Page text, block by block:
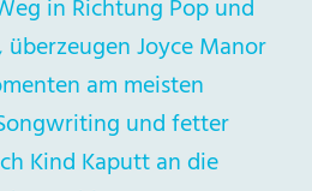
in Richtung Pop und
Joyce Manor
am meisten
und fetter
Kind Kaputt an die